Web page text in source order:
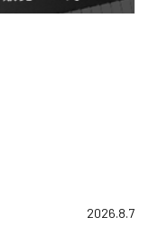
2026.8.7